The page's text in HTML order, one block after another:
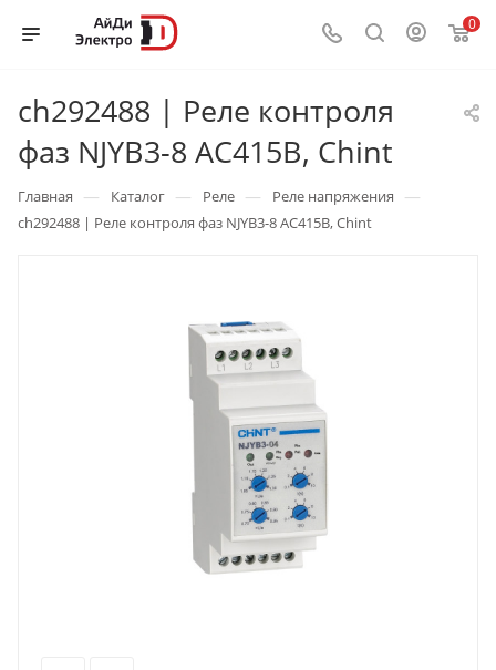
0
ch292488 | Реле контроля
фаз NJYB3-8 AC415В, Chint
Главная — Каталог — Реле — Реле напряжения —
ch292488 | Реле контроля фаз NJYB3-8 AC415В, Chint